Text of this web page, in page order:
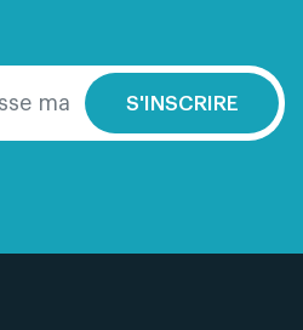
S'INSCRIRE